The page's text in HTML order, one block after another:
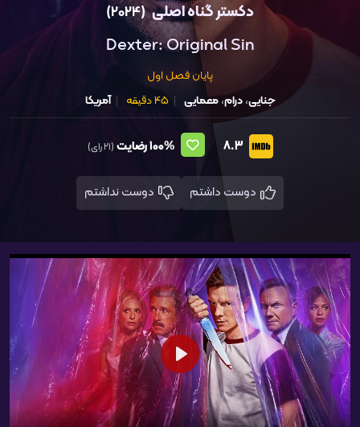
دکستر گناه اصلی(2024)
Dexter: Original Sin
پایان فصل اول
جنایی،درام،معمایی 45 دقیقه آمریکا
8.3
100%رضایت (21 رای)
شروع